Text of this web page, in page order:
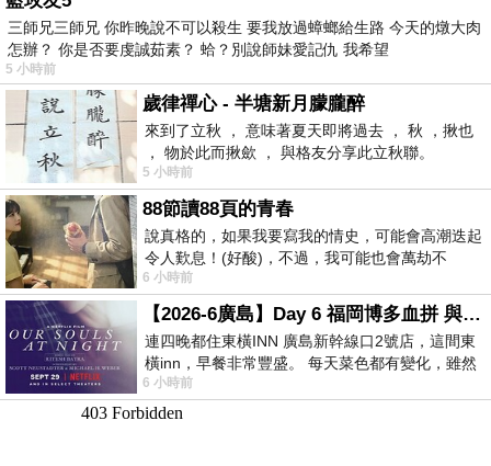
三師兄三師兄 你昨晚說不可以殺生 要我放過蟑螂給生路 今天的燉大肉
怎辦？ 你是否要虔誠茹素？ 蛤？別說師妹愛記仇 我希望
5 小時前
歲律禪心 - 半塘新月朦朧醉
來到了立秋 ， 意味著夏天即將過去 ， 秋 ，揪也
， 物於此而揪歛 ， 與格友分享此立秋聯。
5 小時前
88節讀88頁的青春
說真格的，如果我要寫我的情史，可能會高潮迭起
令人歎息！(好酸)，不過，我可能也會萬劫不
復...，每天跪鍵盤還是被判了花心的罪
6 小時前
【2026-6廣島】Day 6 福岡博多血拼 與機場接送少年司機深夜對談
連四晚都住東橫INN 廣島新幹線口2號店，這間東
橫inn，早餐非常豐盛。 每天菜色都有變化，雖然
看到工作人員拿出料理包加熱，但
6 小時前